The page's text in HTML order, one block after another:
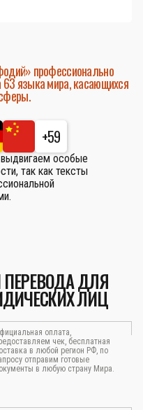
профессионально
языка мира, касающихся
+59
особые
так как тексты
ДЛЯ
ЛИЦ
оплата,
чек, бесплатная
в любой регион РФ, по
отправим готовые
в любую страну Мира.